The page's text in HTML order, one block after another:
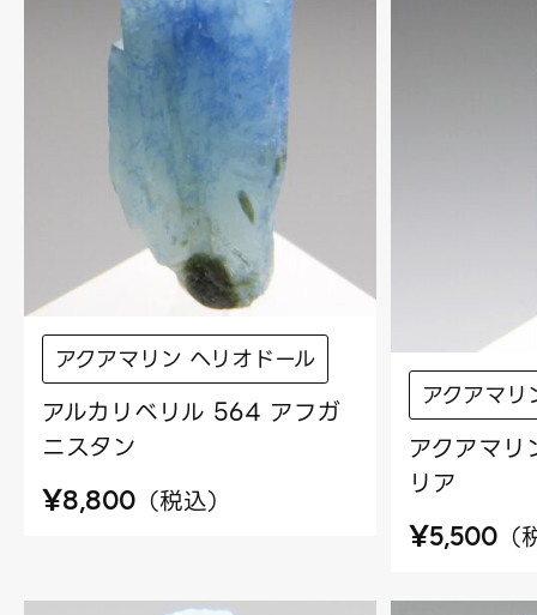
アクアマリン ヘリオドール
アルカリベリル 564 アフガ
ニスタン
¥8,800 （税込）
アクアマ
アクアマ
リア
¥5,500 （